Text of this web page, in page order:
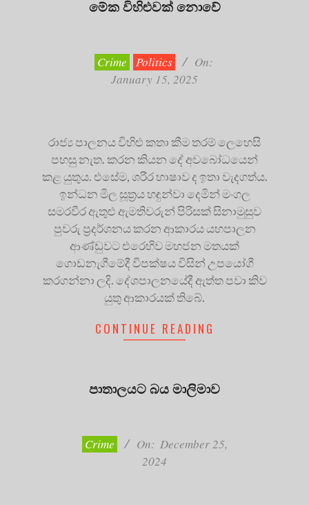
මේක විහිළුවක් නොවේ
Crime Politics
On:
January 15, 2025
රාජ්‍ය පාලනය විහිළු කතා කීම තරම් ලෙහෙසි
පහසු නැත. කරන කියන දේ අවබෝධයෙන්
කළ යුතුය. එසේම, ශරීර භාෂාව ද ඉතා වැදගත්ය.
ඉන්ධන මිල සූත්‍රය හඳුන්වා දෙමින් මංගල
සමරවීර ඇතුළු ඇමතිවරුන් පිරිසක් සිනාමුසුව
පුවරු ප්‍රදර්ශනය කරන ආකාරය යහපාලන
ආණ්ඩුවට එරෙහිව මහජන මතයක්
ගොඩනැගීමේදී විපක්ෂය විසින් උපයෝගී
කරගන්නා ලදි. දේශපාලනයේදී ඇත්ත පවා කිව
යුතු ආකාරයක් තිබේ.
CONTINUE READING
පාතාලයට බය මාලිමාව
Crime On: December 25,
2024